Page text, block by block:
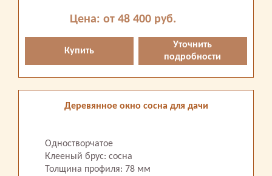
Цена: от 48 400 руб.
Купить
Уточнить
подробности
Деревянное окно сосна для дачи
Одностворчатое
Клееный брус: сосна
Толщина профиля: 78 мм